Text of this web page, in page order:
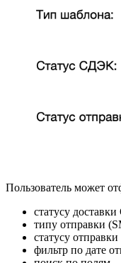
Пользователь может
статусу
типу отправки
статусу отправки
фильтр по дате